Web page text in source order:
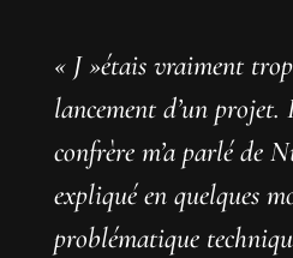
« J »étais vraiment
lancement d’un projet.
confrère m’a parlé de
expliqué en quelques
problématique